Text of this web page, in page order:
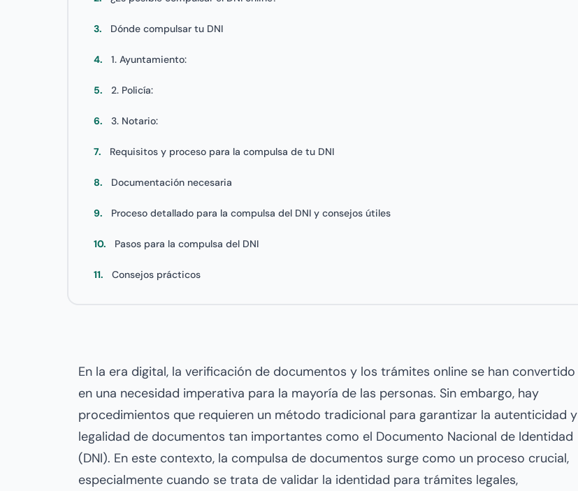
3. Dónde compulsar tu DNI
4. 1. Ayuntamiento:
5. 2. Policía:
6. 3. Notario:
7. Requisitos y proceso para la compulsa de tu DNI
8. Documentación necesaria
9. Proceso detallado para la compulsa del DNI y consejos útiles
10. Pasos para la compulsa del DNI
11. Consejos prácticos
En la era digital, la verificación de documentos y los trámites online se han convertido
en una necesidad imperativa para la mayoría de las personas. Sin embargo, hay
procedimientos que requieren un método tradicional para garantizar la autenticidad y
legalidad de documentos tan importantes como el Documento Nacional de Identidad
(DNI). En este contexto, la compulsa de documentos surge como un proceso crucial,
especialmente cuando se trata de validar la identidad para trámites legales,